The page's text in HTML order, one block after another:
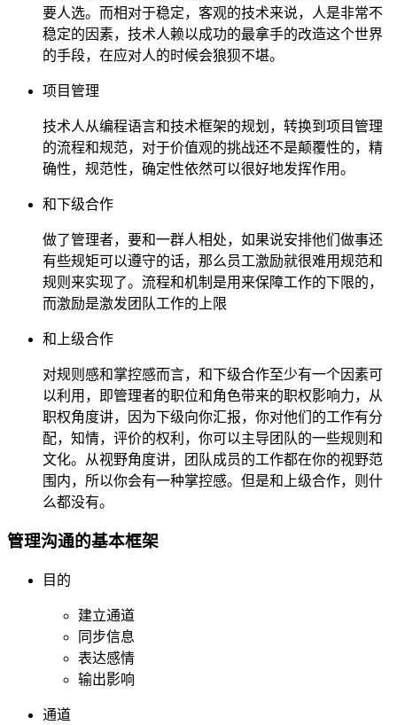
要人选。而相对于稳定，客观的技术来说，人是非常不
稳定的因素，技术人赖以成功的最拿手的改造这个世界
的手段，在应对人的时候会狼狈不堪。
项目管理
技术人从编程语言和技术框架的规划，转换到项目管理
的流程和规范，对于价值观的挑战还不是颠覆性的，精
确性，规范性，确定性依然可以很好地发挥作用。
和下级合作
做了管理者，要和一群人相处，如果说安排他们做事还
有些规矩可以遵守的话，那么员工激励就很难用规范和
规则来实现了。流程和机制是用来保障工作的下限的，
而激励是激发团队工作的上限
和上级合作
对规则感和掌控感而言，和下级合作至少有一个因素可
以利用，即管理者的职位和角色带来的职权影响力，从
职权角度讲，因为下级向你汇报，你对他们的工作有分
配，知情，评价的权利，你可以主导团队的一些规则和
文化。从视野角度讲，团队成员的工作都在你的视野范
围内，所以你会有一种掌控感。但是和上级合作，则什
么都没有。
管理沟通的基本框架
目的
建立通道
同步信息
表达感情
输出影响
通道